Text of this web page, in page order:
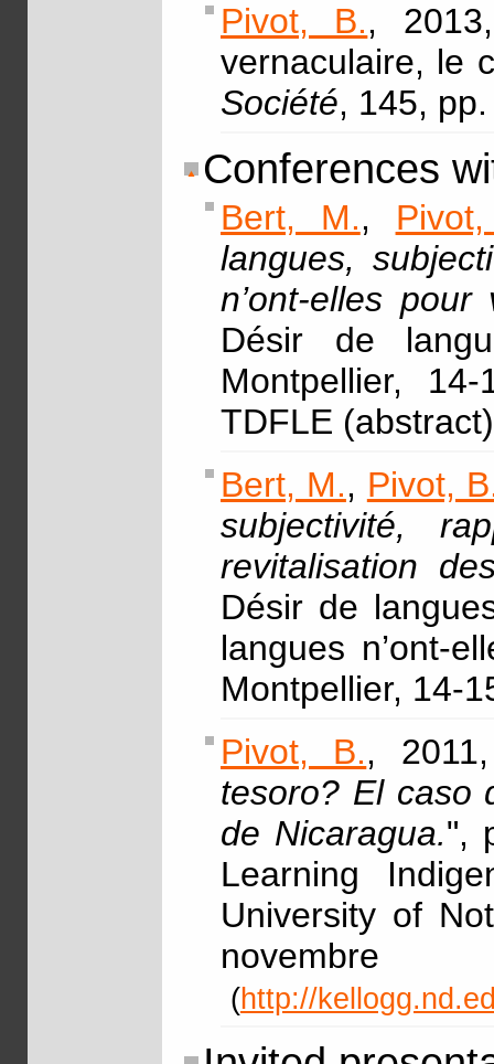
Pivot, B.,
vernaculaire, le
Société, 145,
Conferences
Bert, M.,
langues,
n’ont-elles
Désir de
Montpellier,
TDFLE (abstract)
Bert, M., Pivot,
subjectivité,
revitalisation
Désir de
langues n’ont-
Montpellier, 14-
Pivot, B.,
tesoro? El caso
de Nicaragua.",
Learning
University of
(http://